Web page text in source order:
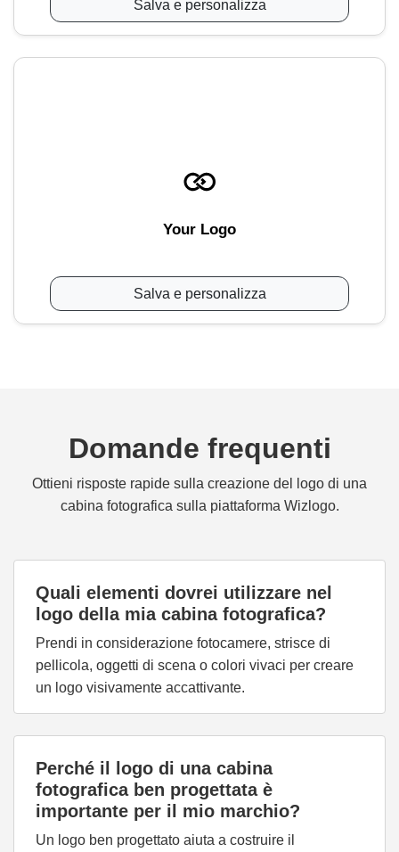
Salva e personalizza
Your Logo
Salva e personalizza
Domande frequenti
Ottieni risposte rapide sulla creazione del logo di una
cabina fotografica sulla piattaforma Wizlogo.
Quali elementi dovrei utilizzare nel
logo della mia cabina fotografica?
Prendi in considerazione fotocamere, strisce di
pellicola, oggetti di scena o colori vivaci per creare
un logo visivamente accattivante.
Perché il logo di una cabina
fotografica ben progettata è
importante per il mio marchio?
Un logo ben progettato aiuta a costruire il